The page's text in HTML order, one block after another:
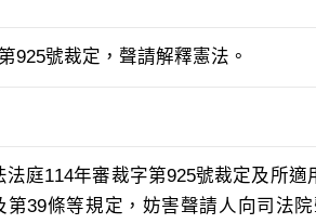
925號裁定，聲請解釋憲法。
庭114年審裁字第925號裁定及所適
39條等規定，妨害聲請人向司法